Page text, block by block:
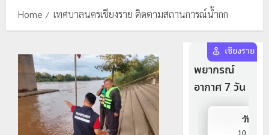
Home เทศบาลนครเชียงราย ติดตามสถานการณ์น้ำกก